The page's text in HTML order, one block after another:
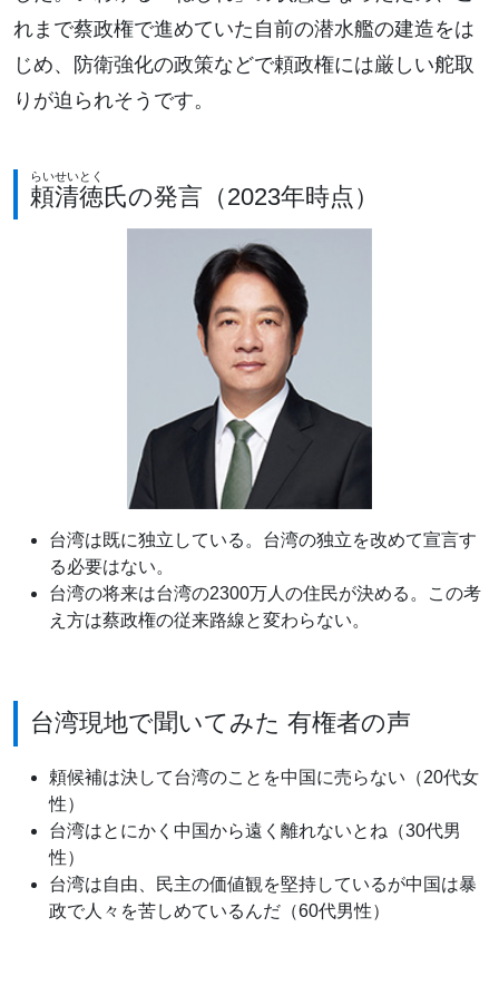
れまで蔡政権で進めていた自前の潜水艦の建造をは
じめ、防衛強化の政策などで頼政権には厳しい舵取
りが迫られそうです。
頼
らい
清徳
せいとく
氏の発言（2023年時点）
台湾は既に独立している。台湾の独立を改めて宣言す
る必要はない。
台湾の将来は台湾の2300万人の住民が決める。この考
え方は蔡政権の従来路線と変わらない。
台湾現地で聞いてみた 有権者の声
頼候補は決して台湾のことを中国に売らない（20代女
性）
台湾はとにかく中国から遠く離れないとね（30代男
性）
台湾は自由、民主の価値観を堅持しているが中国は暴
政で人々を苦しめているんだ（60代男性）